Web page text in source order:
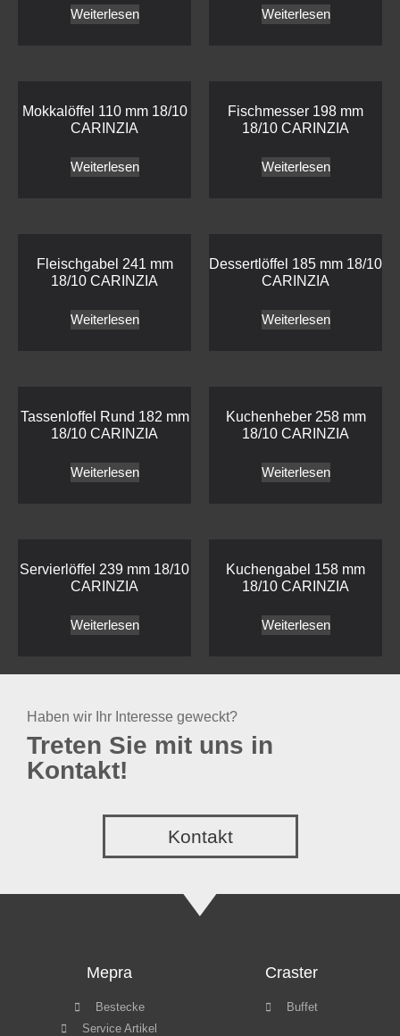
Weiterlesen Weiterlesen
Mokkalöffel 110 mm 18/10
CARINZIA
Weiterlesen
Fischmesser 198 mm
18/10 CARINZIA
Weiterlesen
Fleischgabel 241 mm
18/10 CARINZIA
Weiterlesen
Dessertlöffel 185 mm 18/10
CARINZIA
Weiterlesen
Tassenloffel Rund 182 mm
18/10 CARINZIA
Weiterlesen
Kuchenheber 258 mm
18/10 CARINZIA
Weiterlesen
Servierlöffel 239 mm 18/10
CARINZIA
Weiterlesen
Kuchengabel 158 mm
18/10 CARINZIA
Weiterlesen
Haben wir Ihr Interesse geweckt?
Treten Sie mit uns in
Kontakt!
Kontakt
Mepra
Bestecke
Service Artikel
Craster
Buffet